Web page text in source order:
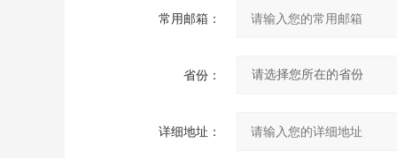
常用邮箱：
省份：
详细地址：